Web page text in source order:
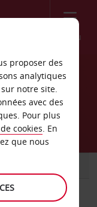
Menu
Miami
proposer des
analytiques
notre site.
avec des
Pour plus
cookies. En
que nous